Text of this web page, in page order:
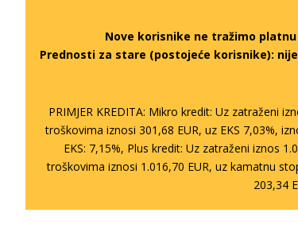
Nove korisnike ne tražimo
Prednosti za stare (postojeće korisnike):
PRIMJER KREDITA: Mikro kredit: Uz zatraženi
troškovima iznosi 301,68 EUR, uz EKS 7,03%,
EKS: 7,15%, Plus kredit: Uz zatraženi iznos
troškovima iznosi 1.016,70 EUR, uz kamatnu
203,34